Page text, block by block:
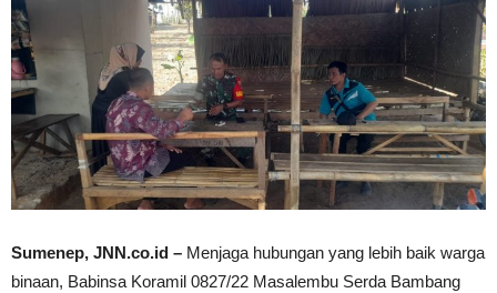
Sumenep, JNN.co.id – Menjaga hubungan yang lebih baik warga
binaan, Babinsa Koramil 0827/22 Masalembu Serda Bambang